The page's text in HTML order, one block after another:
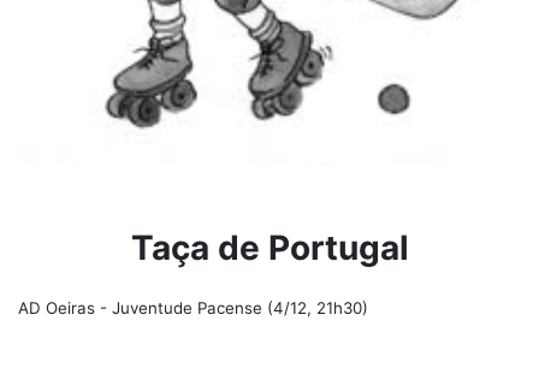
Taça de Portugal
AD Oeiras - Juventude Pacense (4/12, 21h30)